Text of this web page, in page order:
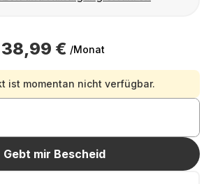
38,99 € /Monat
ist momentan nicht verfügbar.
Gebt mir Bescheid